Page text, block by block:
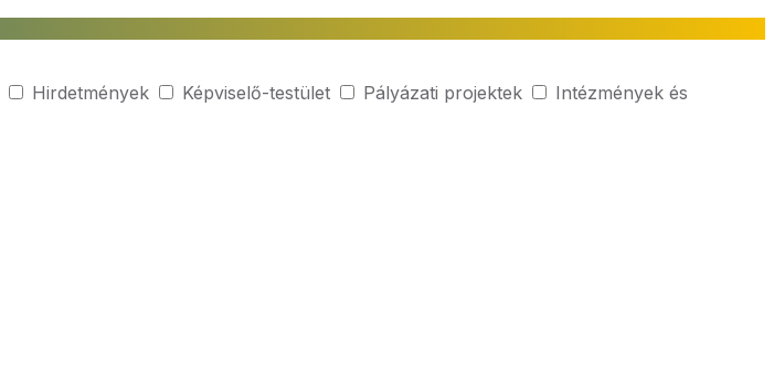
Hirdetmények Képviselő-testület Pályázati projektek
Intézmények és